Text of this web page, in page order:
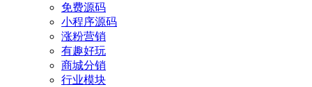
免费源码
小程序源码
涨粉营销
有趣好玩
商城分销
行业模块